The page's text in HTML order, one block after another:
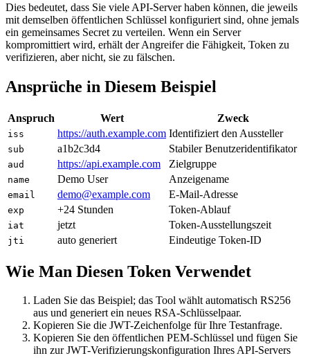
Dies bedeutet, dass Sie viele API-Server haben können, die jeweils
mit demselben öffentlichen Schlüssel konfiguriert sind, ohne jemals
ein gemeinsames Secret zu verteilen. Wenn ein Server
kompromittiert wird, erhält der Angreifer die Fähigkeit, Token zu
verifizieren, aber nicht, sie zu fälschen.
Ansprüche in Diesem Beispiel
Anspruch Wert Zweck
iss https://auth.example.com Identifiziert den Aussteller
sub a1b2c3d4 Stabiler Benutzeridentifikator
aud https://api.example.com Zielgruppe
name Demo User Anzeigename
email demo@example.com E-Mail-Adresse
exp +24 Stunden Token-Ablauf
iat jetzt Token-Ausstellungszeit
jti auto generiert Eindeutige Token-ID
Wie Man Diesen Token Verwendet
Laden Sie das Beispiel; das Tool wählt automatisch RS256
aus und generiert ein neues RSA-Schlüsselpaar.
Kopieren Sie die JWT-Zeichenfolge für Ihre Testanfrage.
Kopieren Sie den öffentlichen PEM-Schlüssel und fügen Sie
ihn zur JWT-Verifizierungskonfiguration Ihres API-Servers